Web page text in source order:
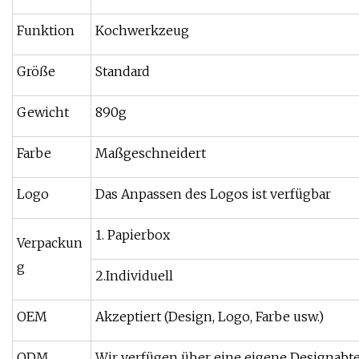
Funktion Kochwerkzeug
Größe Standard
Gewicht 890g
Farbe Maßgeschneidert
Logo Das Anpassen des Logos ist verfügbar
Verpackun
g
1. Papierbox
2.Individuell
OEM Akzeptiert (Design, Logo, Farbe usw.)